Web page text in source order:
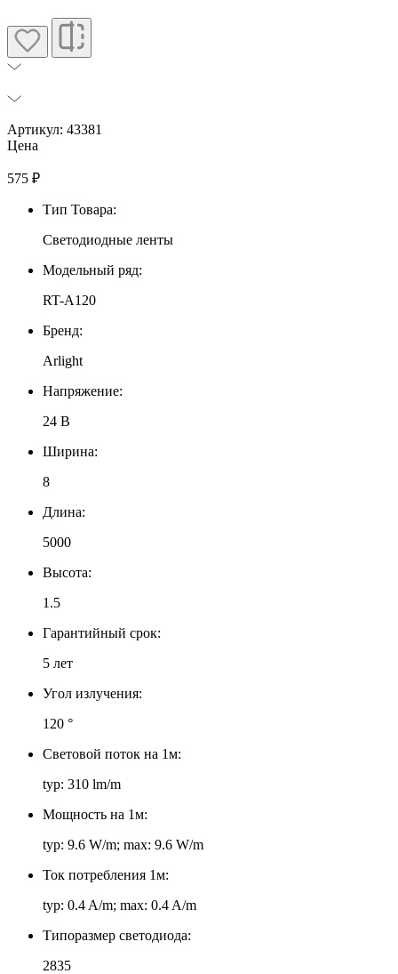
Артикул: 43381
Цена
575 ₽
Тип Товара:
Светодиодные ленты
Модельный ряд:
RT-A120
Бренд:
Arlight
Напряжение:
24 В
Ширина:
8
Длина:
5000
Высота:
1.5
Гарантийный срок:
5 лет
Угол излучения:
120 °
Световой поток на 1м:
typ: 310 lm/m
Мощность на 1м:
typ: 9.6 W/m; max: 9.6 W/m
Ток потребления 1м:
typ: 0.4 A/m; max: 0.4 A/m
Типоразмер светодиода:
2835